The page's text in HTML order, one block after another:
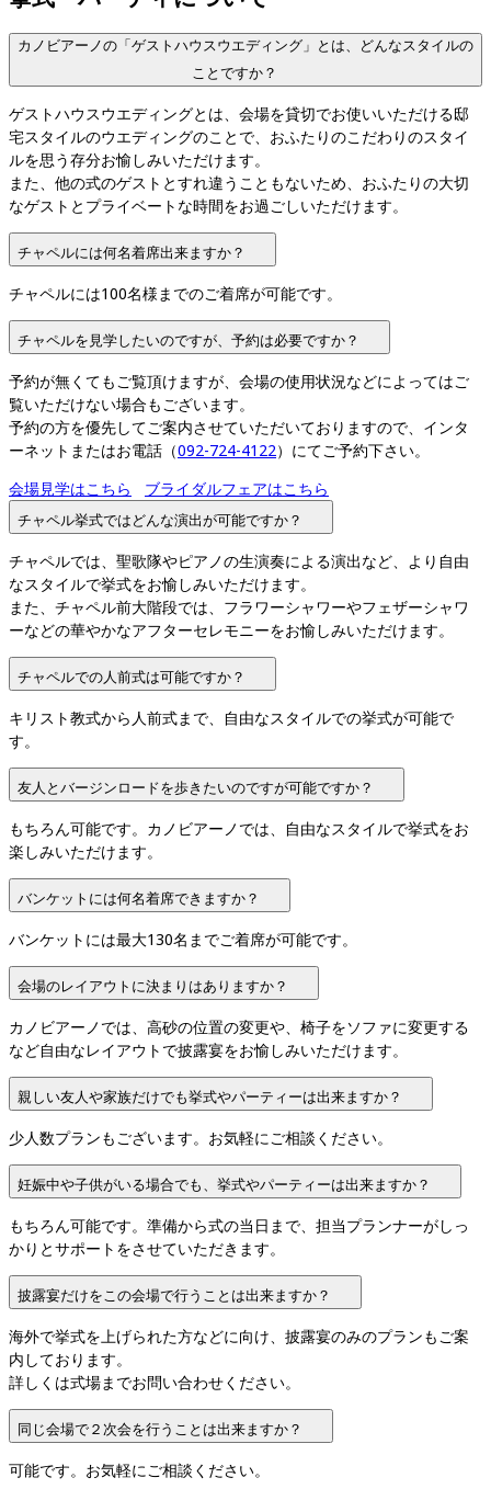
カノビアーノの「ゲストハウスウエディング」とは、どんなスタイルの
ことですか？
ゲストハウスウエディングとは、会場を貸切でお使いいただける邸
宅スタイルのウエディングのことで、おふたりのこだわりのスタイ
ルを思う存分お愉しみいただけます。
また、他の式のゲストとすれ違うこともないため、おふたりの大切
なゲストとプライベートな時間をお過ごしいただけます。
チャペルには何名着席出来ますか？
チャペルには100名様までのご着席が可能です。
チャペルを見学したいのですが、予約は必要ですか？
予約が無くてもご覧頂けますが、会場の使用状況などによってはご
覧いただけない場合もございます。
予約の方を優先してご案内させていただいておりますので、インタ
ーネットまたはお電話（092-724-4122）にてご予約下さい。
会場見学はこちら
ブライダルフェアはこちら
チャペル挙式ではどんな演出が可能ですか？
チャペルでは、聖歌隊やピアノの生演奏による演出など、より自由
なスタイルで挙式をお愉しみいただけます。
また、チャペル前大階段では、フラワーシャワーやフェザーシャワ
ーなどの華やかなアフターセレモニーをお愉しみいただけます。
チャペルでの人前式は可能ですか？
キリスト教式から人前式まで、自由なスタイルでの挙式が可能で
す。
友人とバージンロードを歩きたいのですが可能ですか？
もちろん可能です。カノビアーノでは、自由なスタイルで挙式をお
楽しみいただけます。
バンケットには何名着席できますか？
バンケットには最大130名までご着席が可能です。
会場のレイアウトに決まりはありますか？
カノビアーノでは、高砂の位置の変更や、椅子をソファに変更する
など自由なレイアウトで披露宴をお愉しみいただけます。
親しい友人や家族だけでも挙式やパーティーは出来ますか？
少人数プランもございます。お気軽にご相談ください。
妊娠中や子供がいる場合でも、挙式やパーティーは出来ますか？
もちろん可能です。準備から式の当日まで、担当プランナーがしっ
かりとサポートをさせていただきます。
披露宴だけをこの会場で行うことは出来ますか？
海外で挙式を上げられた方などに向け、披露宴のみのプランもご案
内しております。
詳しくは式場までお問い合わせください。
同じ会場で２次会を行うことは出来ますか？
可能です。お気軽にご相談ください。